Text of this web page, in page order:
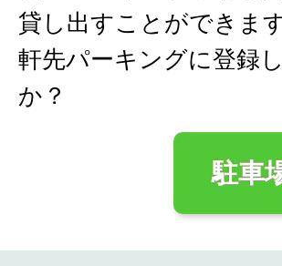
貸し出すことができます
軒先パーキングに登録
か？
駐車